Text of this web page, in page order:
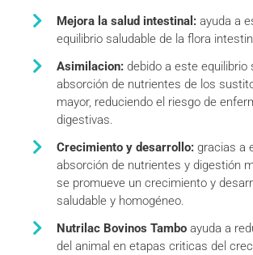
Mejora la salud intestinal: ayuda a
equilibrio saludable de la flora
Asimilacion: debido a este equilibrio
absorción de nutrientes de los
mayor, reduciendo el riesgo de
digestivas.
Crecimiento y desarrollo: gracias a
absorción de nutrientes y digestión
se promueve un crecimiento y
saludable y homogéneo.
Nutrilac Bovinos Tambo ayuda a
del animal en etapas criticas del